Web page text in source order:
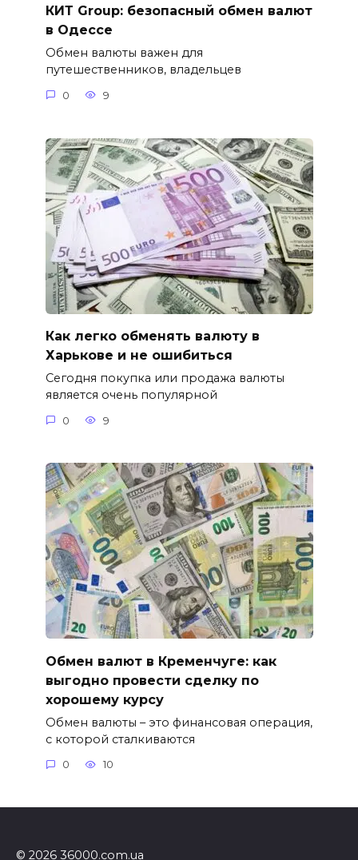
КИТ Group: безопасный обмен валют
в Одессе
Обмен валюты важен для
путешественников, владельцев
0 9
Как легко обменять валюту в
Харькове и не ошибиться
Сегодня покупка или продажа валюты
является очень популярной
0 9
Обмен валют в Кременчуге: как
выгодно провести сделку по
хорошему курсу
Обмен валюты – это финансовая операция,
с которой сталкиваются
0 10
© 2026 36000.com.ua